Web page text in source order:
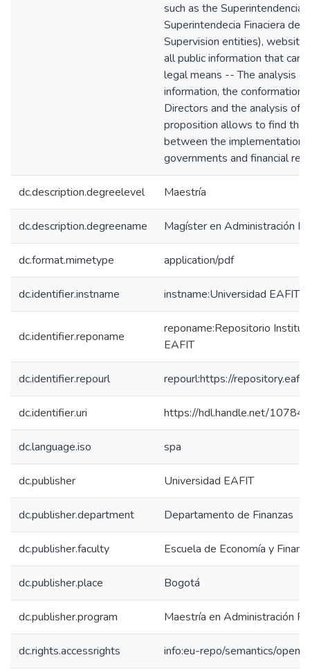
such as the Superintendencia
Superintendecia Finaciera de
Supervision entities),
all public information that can
legal means -- The analysis
information, the conformation
Directors and the analysis of
proposition allows to find the
between the implementation
governments and financial
dc.description.degreelevel Maestría
dc.description.degreename Magíster en Administración
dc.format.mimetype application/pdf
dc.identifier.instname instname:Universidad EAFIT
dc.identifier.reponame
reponame:Repositorio
EAFIT
dc.identifier.repourl repourl:https://
dc.identifier.uri https://hdl.handle.net/
dc.language.iso spa
dc.publisher Universidad EAFIT
dc.publisher.department Departamento de Finanzas
dc.publisher.faculty Escuela de Economía y
dc.publisher.place Bogotá
dc.publisher.program Maestría en Administración
dc.rights.accessrights info:eu-repo/semantics/